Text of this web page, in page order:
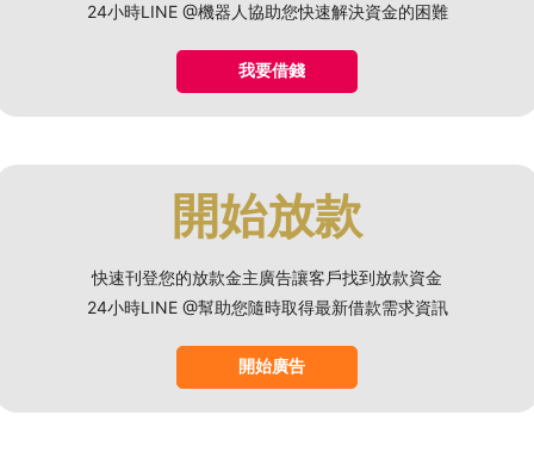
24小時LINE @機器人協助您快速解決資金的困難
我要借錢
開始放款
快速刊登您的放款金主廣告讓客戶找到放款資金
24小時LINE @幫助您隨時取得最新借款需求資訊
開始廣告